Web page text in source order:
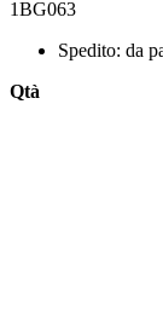
1BG063
Spedito: da
Qtà